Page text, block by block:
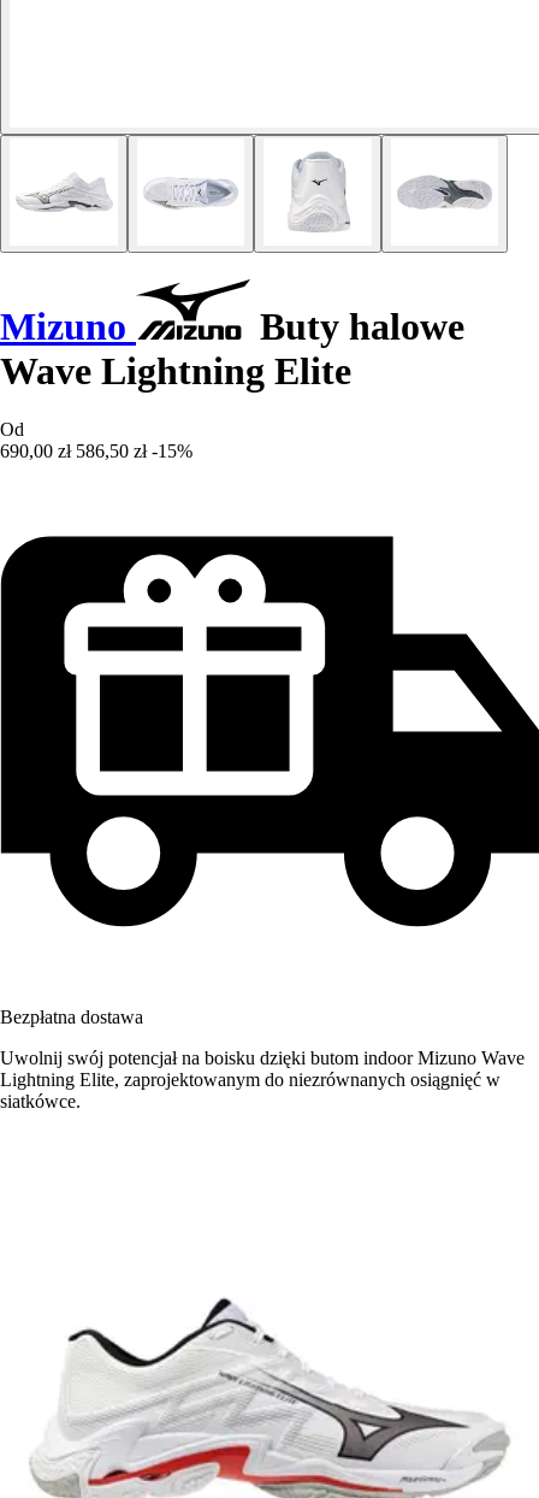
Mizuno
Buty halowe
Wave Lightning Elite
Od
690,00 zł 586,50 zł -15%
Bezpłatna dostawa
Uwolnij swój potencjał na boisku dzięki butom indoor Mizuno Wave
Lightning Elite, zaprojektowanym do niezrównanych osiągnięć w
siatkówce.